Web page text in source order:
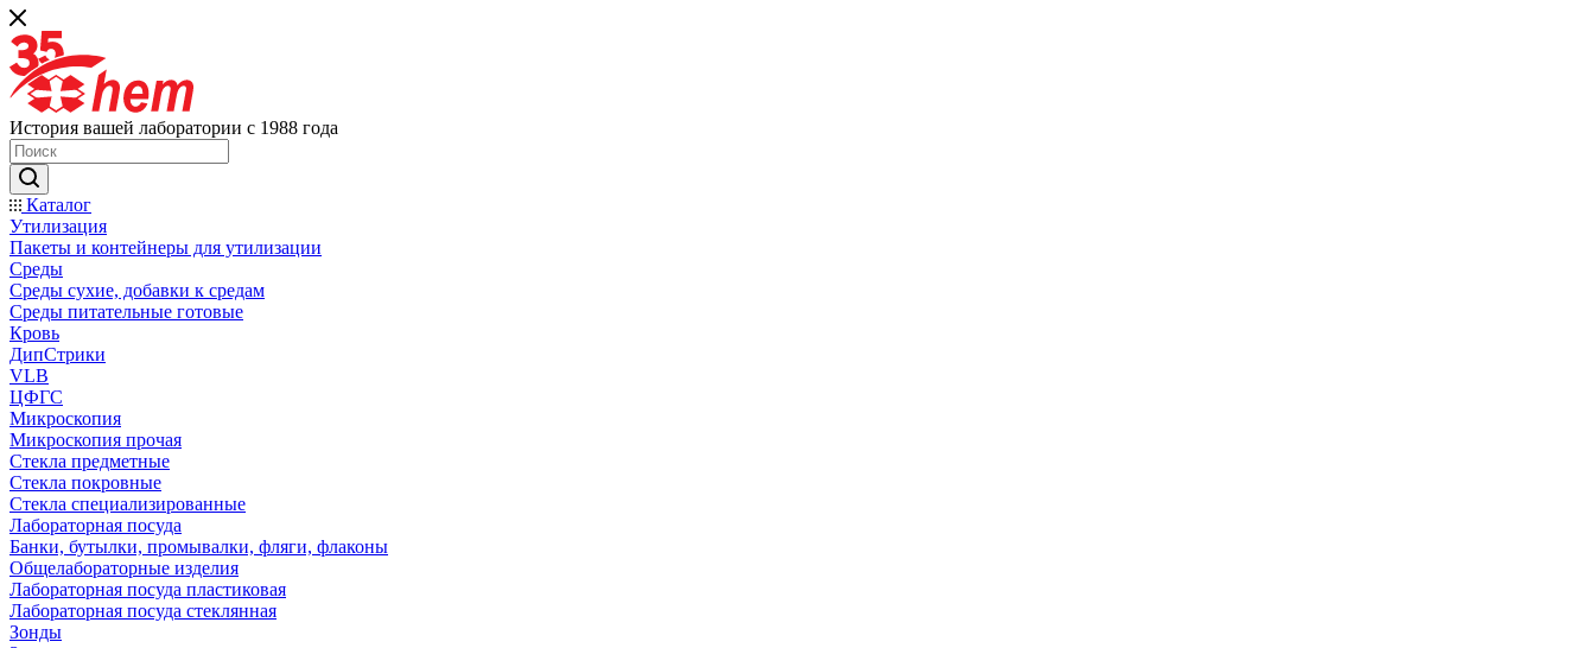
История вашей лаборатории с 1988 года
Каталог
Утилизация
Пакеты и контейнеры для утилизации
Среды
Среды сухие, добавки к средам
Среды питательные готовые
Кровь
ДипСтрики
VLB
ЦФГС
Микроскопия
Микроскопия прочая
Стекла предметные
Стекла покровные
Стекла специализированные
Лабораторная посуда
Банки, бутылки, промывалки, фляги, флаконы
Общелабораторные изделия
Лабораторная посуда пластиковая
Лабораторная посуда стеклянная
Зонды